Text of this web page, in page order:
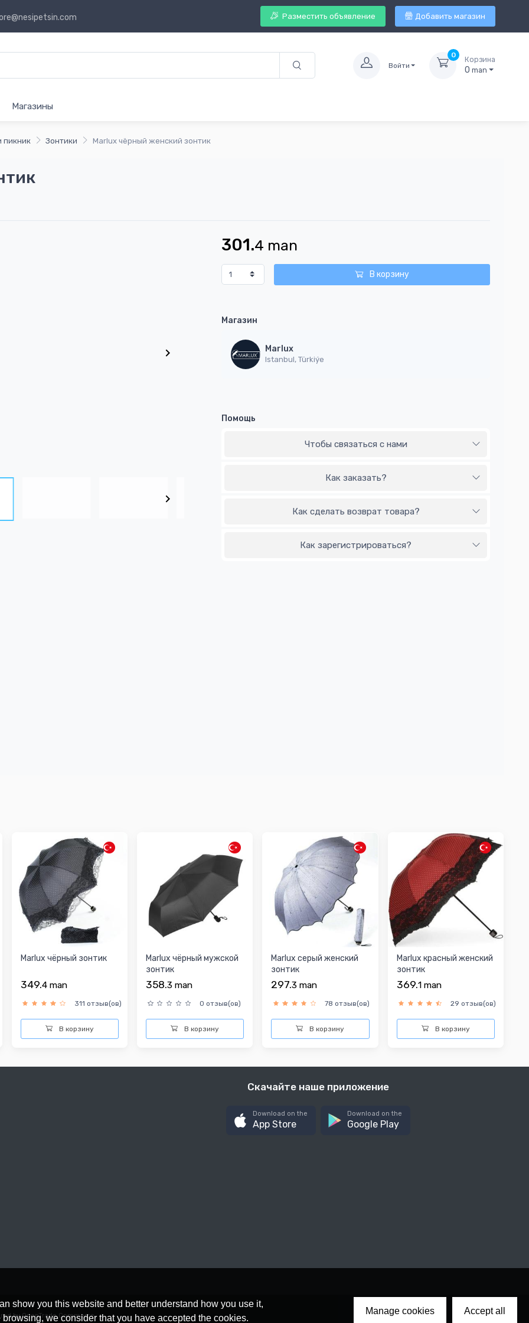
Разместить объявление Добавить магазин
Войти
0
Корзина
0 man
Магазины
пикник Зонтики Marlux чёрный женский зонтик
301.4 man
В корзину
Магазин
Marlux
Istanbul, Türkiýe
Помощь
Чтобы связаться с нами
Как заказать?
Как сделать возврат товара?
Как зарегистрироваться?
Marlux чёрный зонтик
349.4 man
311 отзыв(ов)
В корзину
Marlux чёрный мужской
зонтик
358.3 man
0 отзыв(ов)
В корзину
Marlux серый женский
зонтик
297.3 man
78 отзыв(ов)
В корзину
Marlux красный женский
зонтик
369.1 man
29 отзыв(ов)
В корзину
show you this website and better understand how you use it,
we consider that you have accepted the cookies.
Manage cookies Accept all
Скачайте наше приложение
Download on the
App Store
Download on the
Google Play
by OpenTrade Commerce